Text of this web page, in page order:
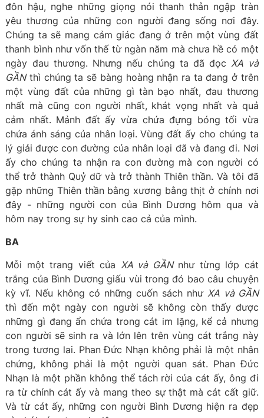
đôn hậu, nghe những giọng nói thanh thản ngập tràn
yêu thương của những con người đang sống nơi đây.
Chúng ta sẽ mang cảm giác đang ở trên một vùng đất
thanh bình như vốn thế từ ngàn năm mà chưa hề có một
ngày đau thương. Nhưng nếu chúng ta đã đọcXA và
GẦNthì chúng ta sẽ bàng hoàng nhận ra ta đang ở trên
một vùng đất của những gì tàn bạo nhất, đau thương
nhất mà cũng con người nhất, khát vọng nhất và quả
cảm nhất. Mảnh đất ấy vừa chứa đựng bóng tối vừa
chứa ánh sáng của nhân loại. Vùng đất ấy cho chúng ta
lý giải được con đường của nhân loại đã và đang đi. Nơi
ấy cho chúng ta nhận ra con đường mà con người có
thể trở thành Quỷ dữ và trở thành Thiên thần. Và tôi đã
gặp những Thiên thần bằng xương bằng thịt ở chính nơi
đây - những người con của Bình Dương hôm qua và
hôm nay trong sự hy sinh cao cả của mình.
BA
Mỗi một trang viết của XA và GẦNnhư từng lớp cát
trắng của Bình Dương giấu vùi trong đó bao câu chuyện
kỳ vĩ. Nếu không có những cuốn sách nhưXA và GẦN
thì đến một ngày con người sẽ không còn thấy được
những gì đang ẩn chứa trong cát im lặng, kể cả nhưng
con người sẽ sinh ra và lớn lên trên vùng cát trắng này
trong tương lai. Phan Đức Nhạn không phải là một nhân
chứng, không phải là một người quan sát. Phan Đức
Nhạn là một phần không thể tách rời của cát ấy, ông đi
ra từ chính cát ấy và mang theo sự thật mà cát cất giữ.
Và từ cát ấy, những con người Bình Dương hiện ra đẹp